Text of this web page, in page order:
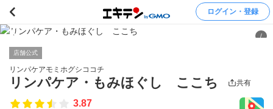
ログイン・登録
/
店舗公式
リンパケアモミホグシココチ
リンパケア・もみほぐし ここち 共有
3.87